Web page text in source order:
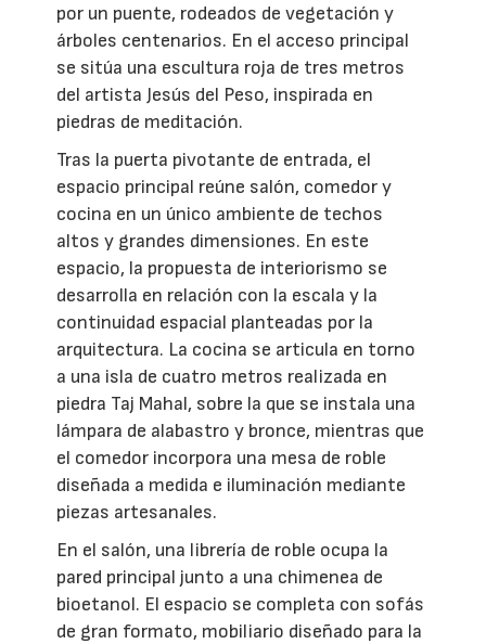
por un puente, rodeados de vegetación y
árboles centenarios. En el acceso principal
se sitúa una escultura roja de tres metros
del artista Jesús del Peso, inspirada en
piedras de meditación.
Tras la puerta pivotante de entrada, el
espacio principal reúne salón, comedor y
cocina en un único ambiente de techos
altos y grandes dimensiones. En este
espacio, la propuesta de interiorismo se
desarrolla en relación con la escala y la
continuidad espacial planteadas por la
arquitectura. La cocina se articula en torno
a una isla de cuatro metros realizada en
piedra Taj Mahal, sobre la que se instala una
lámpara de alabastro y bronce, mientras que
el comedor incorpora una mesa de roble
diseñada a medida e iluminación mediante
piezas artesanales.
En el salón, una librería de roble ocupa la
pared principal junto a una chimenea de
bioetanol. El espacio se completa con sofás
de gran formato, mobiliario diseñado para la